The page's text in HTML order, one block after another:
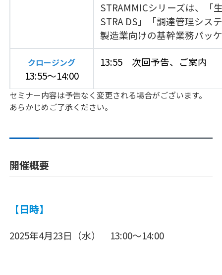
STRAMMICシリーズは、「
STRA DS」「調達管理シス
製造業向けの基幹業務パッ
クロージング
13:55～14:00
13:55 次回予告、ご案内
セミナー内容は予告なく変更される場合がございます。
あらかじめご了承ください。
開催概要
【日時】
2025年4月23日（水） 13:00～14:00